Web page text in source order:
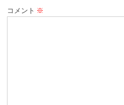
コメント ※